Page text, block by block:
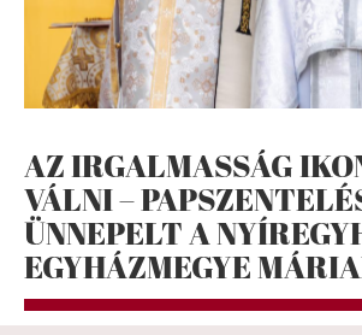
AZ IRGALMASSÁG
VÁLNI –
ÜNNEPELT A
EGYHÁZMEGYE